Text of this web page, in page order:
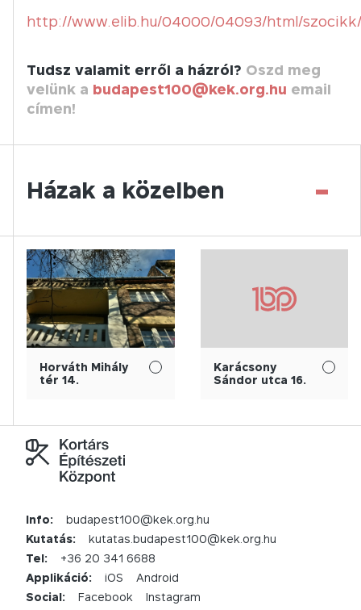
http://www.elib.hu/04000/04093/html/
Tudsz valamit erről a házról? Oszd meg
velünk a budapest100@kek.org.hu email
címen!
Házak a közelben -
Horváth Mihály
tér 14.
Karácsony
Sándor utca 16.
Info:
budapest100@kek.org.hu
Kutatás:
kutatas.budapest100@kek.org.hu
Tel:
+36 20 341 6688
Applikáció:
iOS
Android
Social:
Facebook Instagram